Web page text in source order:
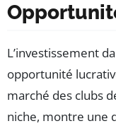
L’investissement
opportunité
marché des clubs
niche, montre une